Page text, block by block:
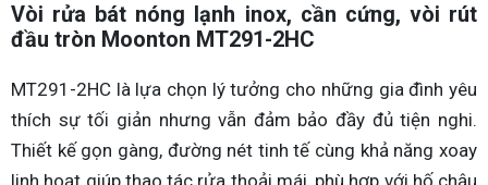
Vòi rửa bát nóng lạnh inox, cần cứng, vòi rút
đầu tròn Moonton MT291-2HC
MT291-2HC là lựa chọn lý tưởng cho những gia đình yêu
thích sự tối giản nhưng vẫn đảm bảo đầy đủ tiện nghi.
Thiết kế gọn gàng, đường nét tinh tế cùng khả năng xoay
linh hoạt giúp thao tác rửa thoải mái, phù hợp với hố chậu